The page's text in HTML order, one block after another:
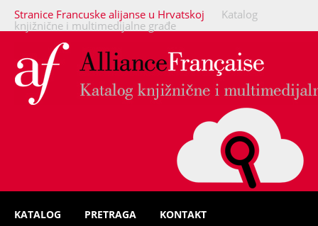
Stranice Francuske alijanse u Hrvatskoj
Katalog
knjižnične i multimedijalne građe
KATALOG PRETRAGA KONTAKT